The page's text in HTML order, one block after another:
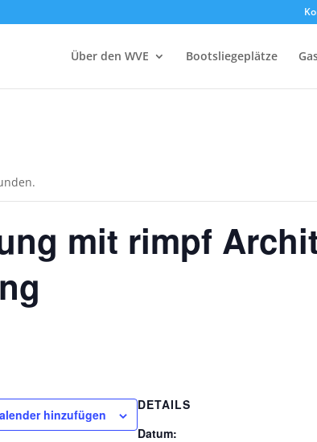
Über den WVE Bootsliegeplätze
mit rimpf
hinzufügen
DETAILS
Datum: